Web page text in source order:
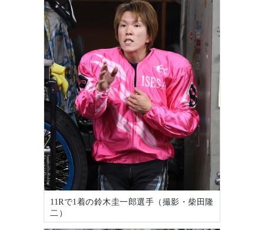
11Rで1着の鈴木圭一郎選手（撮影・柴田隆
二）